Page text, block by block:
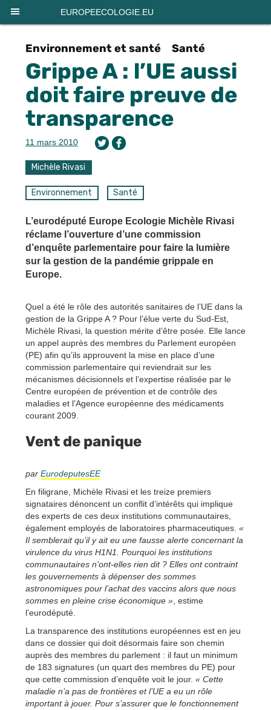
EUROPEECOLOGIE.EU
Environnement et santé Santé
Grippe A : l’UE aussi
doit faire preuve de
transparence
11 mars 2010
Michèle Rivasi
Environnement Santé
L’eurodéputé Europe Ecologie Michèle Rivasi
réclame l’ouverture d’une commission
d’enquête parlementaire pour faire la lumière
sur la gestion de la pandémie grippale en
Europe.
Quel a été le rôle des autorités sanitaires de l’UE dans la
gestion de la Grippe A ? Pour l’élue verte du Sud-Est,
Michèle Rivasi, la question mérite d’être posée. Elle lance
un appel auprès des membres du Parlement européen
(PE) afin qu’ils approuvent la mise en place d’une
commission parlementaire qui reviendrait sur les
mécanismes décisionnels et l’expertise réalisée par le
Centre européen de prévention et de contrôle des
maladies et l’Agence européenne des médicaments
courant 2009.
Vent de panique
par EurodeputesEE
En filigrane, Michèle Rivasi et les treize premiers
signataires dénoncent un conflit d’intérêts qui implique
des experts de ces deux institutions communautaires,
également employés de laboratoires pharmaceutiques. «
Il semblerait qu’il y ait eu une fausse alerte concernant la
virulence du virus H1N1. Pourquoi les institutions
communautaires n’ont-elles rien dit ? Elles ont contraint
les gouvernements à dépenser des sommes
astronomiques pour l’achat des vaccins alors que nous
sommes en pleine crise économique » , estime
l’eurodéputé.
La transparence des institutions européennes est en jeu
dans ce dossier qui doit désormais faire son chemin
auprès des membres du parlement : il faut un minimum
de 183 signatures (un quart des membres du PE) pour
que cette commission d’enquête voit le jour. « Cette
maladie n’a pas de frontières et l’UE a eu un rôle
important à jouer. Pour s’assurer que le fonctionnement